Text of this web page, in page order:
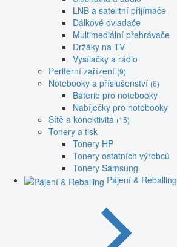
LNB a satelitní přijímače
Dálkové ovladače
Multimediální přehrávače
Držáky na TV
Vysílačky a rádio
Periferní zařízení (9)
Notebooky a příslušenství (6)
Baterie pro notebooky
Nabíječky pro notebooky
Sítě a konektivita (15)
Tonery a tisk
Tonery HP
Tonery ostatních výrobců
Tonery Samsung
Pájení & Reballing